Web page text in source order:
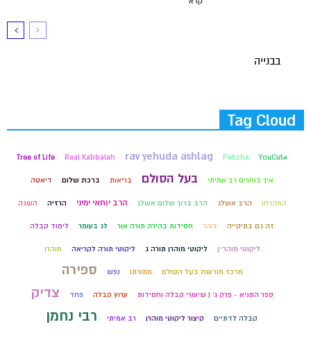
בבנייה
Tag Cloud
#YouCut
Peticha
rav yehuda ashlag
Real Kabbalah
Tree of Life
איך בוחרים רב אמיתי בעל הסולם בריאות ברכת שלום דיאטה
המהרחו הרב אשלג הרב ברוך שלום אשלג הרב יוחאי ימיני הרזיה השגה
זה גם בתיקייה זוהר חסידות בהירה תורה אור לג בעומר לימוד קבלה
ליקוטי מוהר״ן ליקוטי מוהרן תורה ג ליקוטי תורה לקריאה מוהרן
מרכז מורשת בעל הסולם מתורתו נפש ספירה
ספר התניא - פרק ג' | שיעורי קבלה וחסידות ערוץ קבלה פחד צדיק
קבלה לדתיים קיצור ליקוטי מוהרן רב אמיתי רבי נחמן